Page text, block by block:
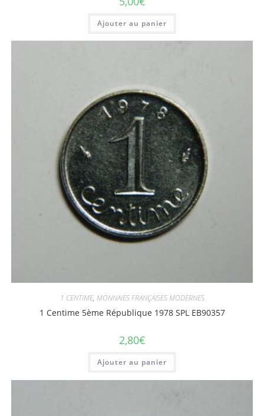
Ajouter au panier
1 CENTIME, MONNAIES FRANÇAISES MODERNES
1 Centime 5ème République 1978 SPL EB90357
2,80€
Ajouter au panier